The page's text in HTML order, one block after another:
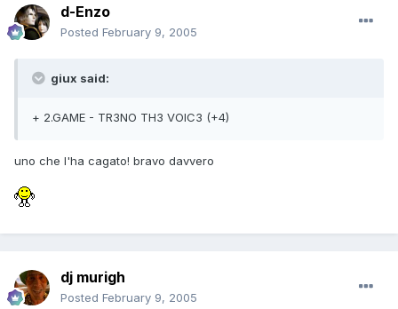
d-Enzo
Posted February 9, 2005
giux said:
+ 2.GAME - TR3NO TH3 VOIC3 (+4)
uno che l'ha cagato! bravo davvero
dj murigh
Posted February 9, 2005